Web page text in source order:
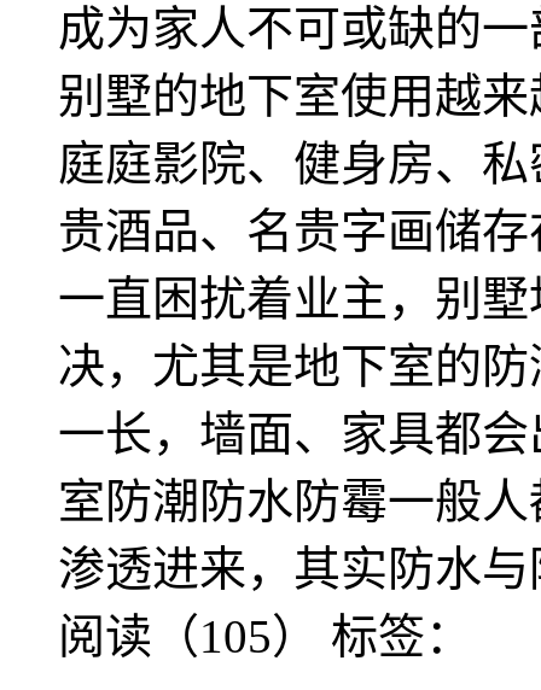
成为家人不可或缺的
别墅的地下室使用越
庭庭影院、健身房、
贵酒品、名贵字画储
一直困扰着业主，别
决，尤其是地下室的
一长，墙面、家具都
室防潮防水防霉一般
渗透进来，其实防水与
阅读（105） 标签：